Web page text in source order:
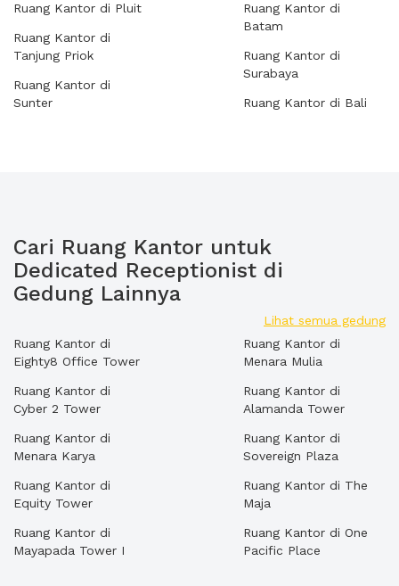
Ruang Kantor di Pluit
Ruang Kantor di
Tanjung Priok
Ruang Kantor di
Sunter
Ruang Kantor di
Batam
Ruang Kantor di
Surabaya
Ruang Kantor di Bali
Cari Ruang Kantor untuk
Dedicated Receptionist di
Gedung Lainnya
Lihat semua gedung
Ruang Kantor di
Eighty8 Office Tower
Ruang Kantor di
Cyber 2 Tower
Ruang Kantor di
Menara Karya
Ruang Kantor di
Equity Tower
Ruang Kantor di
Mayapada Tower I
Ruang Kantor di
Menara Mulia
Ruang Kantor di
Alamanda Tower
Ruang Kantor di
Sovereign Plaza
Ruang Kantor di The
Maja
Ruang Kantor di One
Pacific Place